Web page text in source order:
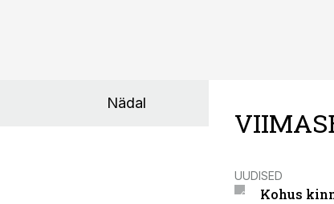
Nädal
UUDISED
Kohus